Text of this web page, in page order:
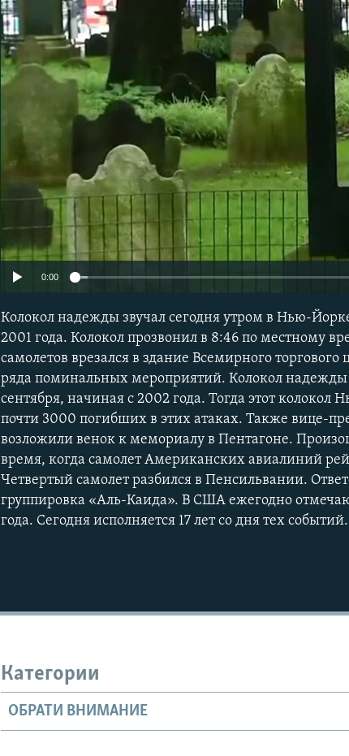
No
0:00
Колокол надежды звучал сегодня утром в Нью-
2001 года. Колокол прозвонил в 8:46 по местному
самолетов врезался в здание Всемирного
ряда поминальных мероприятий. Колокол надежды
сентября, начиная с 2002 года. Тогда этот
почти 3000 погибших в этих атаках. Также вице-
возложили венок к мемориалу в Пентагоне.
время, когда самолет Американских авиалиний
Четвертый самолет разбился в Пенсильвании.
группировка «Аль-Каида». В США ежегодно
года. Сегодня исполняется 17 лет со дня тех
Категории
ОБРАТИ ВНИМАНИЕ